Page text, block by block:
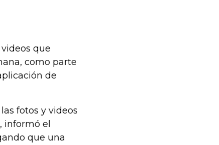
que
como parte
de
fotos y videos
informó el
que una